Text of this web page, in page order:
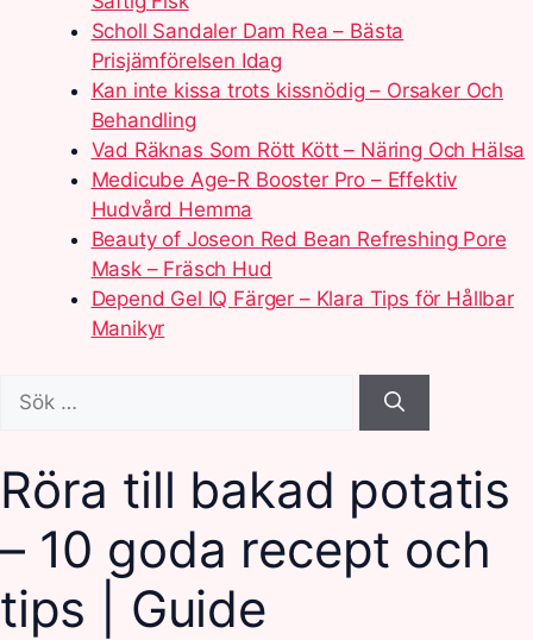
Scholl Sandaler Dam Rea – Bästa
Prisjämförelsen Idag
Kan inte kissa trots kissnödig – Orsaker Och
Behandling
Vad Räknas Som Rött Kött – Näring Och Hälsa
Medicube Age-R Booster Pro – Effektiv
Hudvård Hemma
Beauty of Joseon Red Bean Refreshing Pore
Mask – Fräsch Hud
Depend Gel IQ Färger – Klara Tips för Hållbar
Manikyr
efter:
Röra till bakad potatis
– 10 goda recept och
tips | Guide